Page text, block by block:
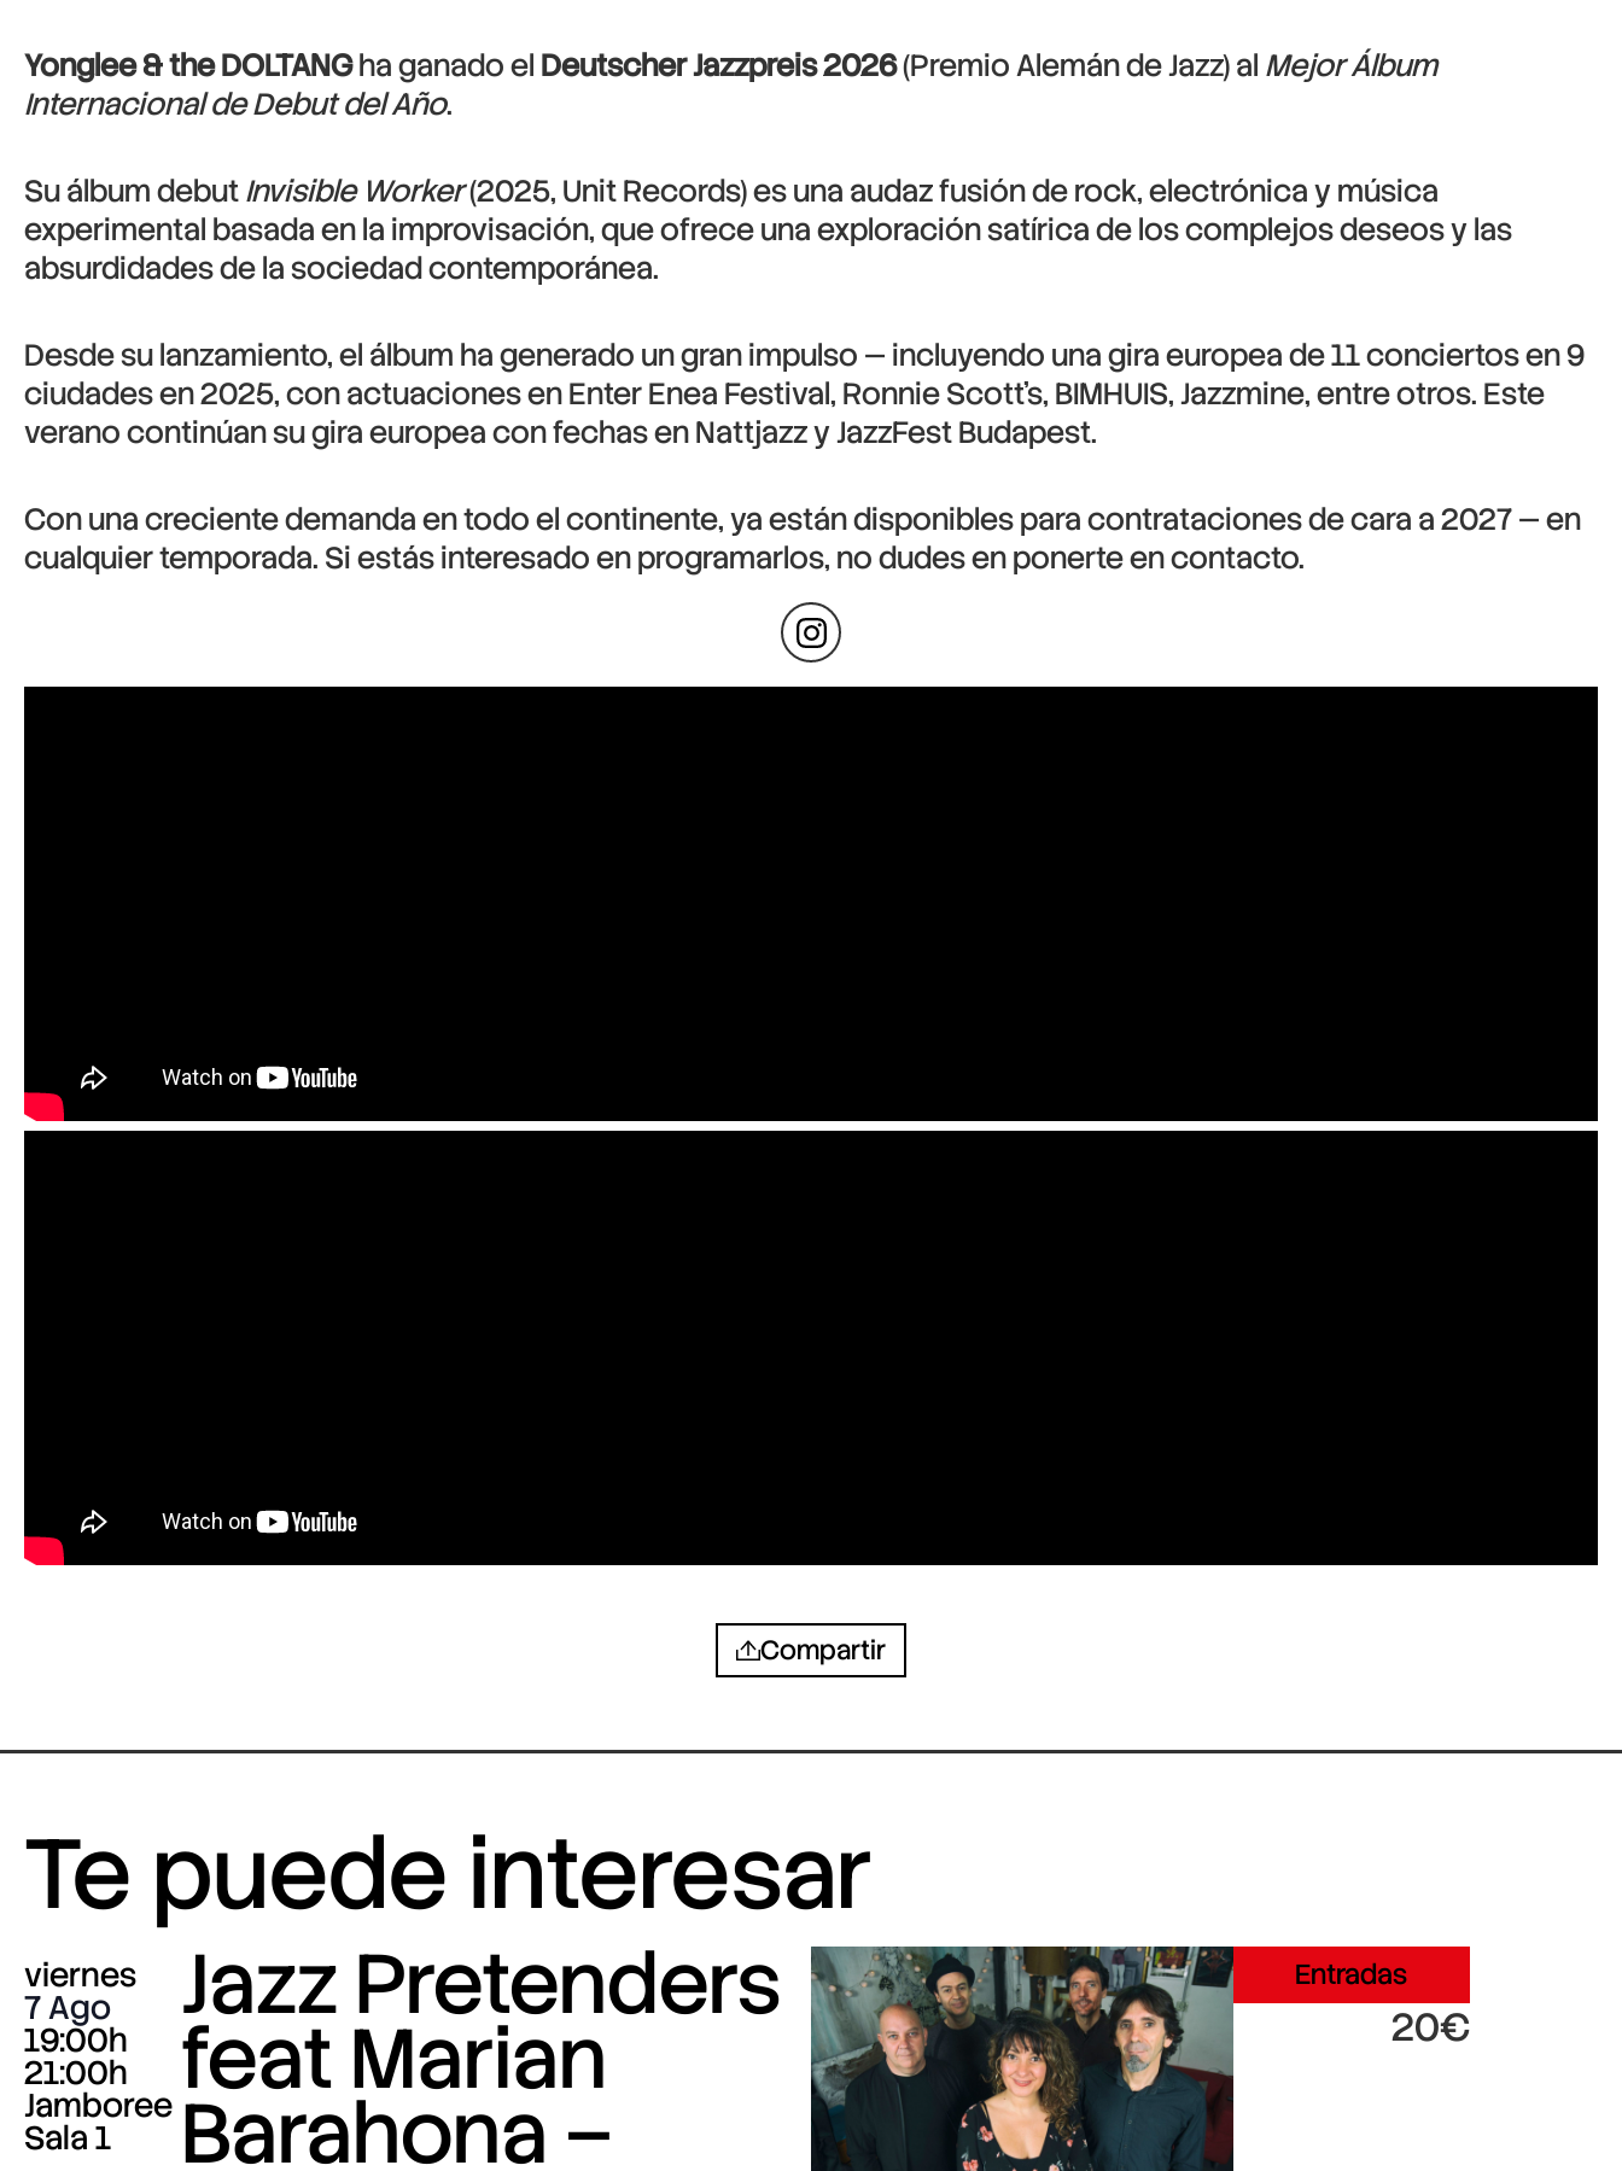
Yonglee & the DOLTANGha ganado el Deutscher Jazzpreis 2026(Premio Alemán de Jazz) al Mejor Álbum
Internacional de Debut del Año.
Su álbum debutInvisible Worker(2025, Unit Records) es una audaz fusión de rock, electrónica y música
experimental basada en la improvisación, que ofrece una exploración satírica de los complejos deseos y las
absurdidades de la sociedad contemporánea.
Desde su lanzamiento, el álbum ha generado un gran impulso — incluyendo una gira europea de 11 conciertos en 9
ciudades en 2025, con actuaciones en Enter Enea Festival, Ronnie Scott’s, BIMHUIS, Jazzmine, entre otros. Este
verano continúan su gira europea con fechas en Nattjazz y JazzFest Budapest.
Con una creciente demanda en todo el continente, ya están disponibles para contrataciones de cara a 2027 — en
cualquier temporada. Si estás interesado en programarlos, no dudes en ponerte en contacto.
Compartir
Te puede interesar
viernes
7 Ago
19:00h
21:00h
Jamboree
Sala 1
Jazz Pretenders
feat Marian
Barahona –
Entradas
20€